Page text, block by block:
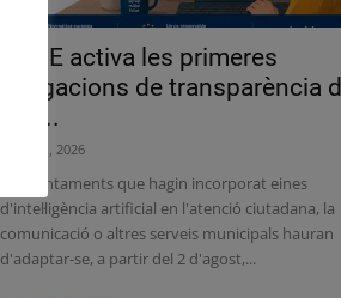
La UE activa les primeres
obligacions de transparència
Llei...
juliol 31, 2026
Els ajuntaments que hagin incorporat eines
d'intel·ligència artificial en l'atenció ciutadana, la
comunicació o altres serveis municipals hauran
d'adaptar-se, a partir del 2 d'agost,...